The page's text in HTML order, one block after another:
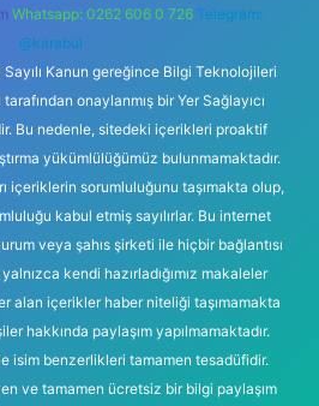
Whatsapp: 0262 606 0 726 Telegram:
@karabul
Kanun gereğince Bilgi Teknolojileri
onaylanmış bir Yer Sağlayıcı
Bu nedenle, sitedeki içerikleri proaktif
yükümlülüğümüz bulunmamaktadır.
içeriklerin sorumluluğunu taşımakta olup,
kabul etmiş sayılırlar. Bu internet
veya şahıs şirketi ile hiçbir bağlantısı
kendi hazırladığımız makaleler
alan içerikler haber niteliği taşımamakta
hakkında paylaşım yapılmamaktadır.
isim benzerlikleri tamamen tesadüfidir.
ve tamamen ücretsiz bir bilgi paylaşım